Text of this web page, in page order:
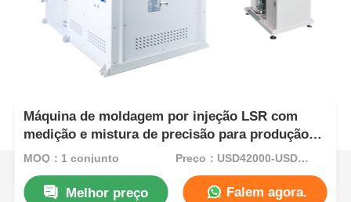
Máquina de moldagem por injeção LSR com
medição e mistura de precisão para produção
automatizada de mamilos de bebê
MOQ：1 conjunto Preço：USD42000-USD82000per set
Melhor preço Falem agora.